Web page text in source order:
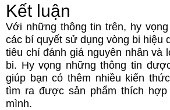
Kết luận
Với những thông tin trên, hy
các bí quyết sử dụng vòng bi hiệu
tiêu chí đánh giá nguyên nhân và
bi. Hy vọng những thông tin
giúp bạn có thêm nhiều kiến
tìm ra được sản phẩm thích
mình.